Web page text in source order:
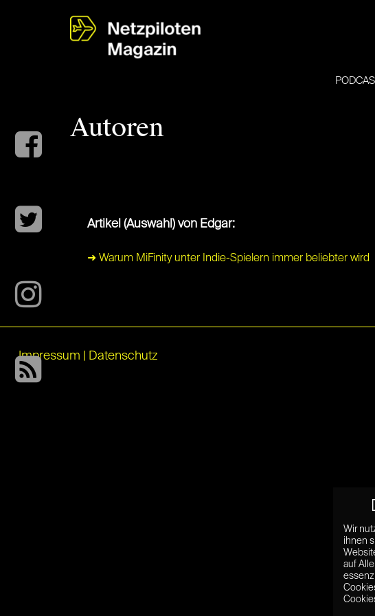
PODCAST
Autoren
Artikel (Auswahl) von Edgar:
➜ Warum MiFinity unter Indie-Spielern immer beliebter wird
Impressum Datenschutz
Wir
ihnen
auf